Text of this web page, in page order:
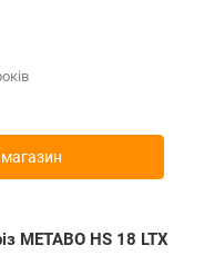
METABO HS 18 LTX